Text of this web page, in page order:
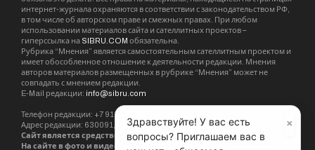
интернет-журнала охраняются в соответствии с законодательством РФ,
в том числе об авторском праве и смежных правах. При любом
использовании материалов сайта и сателлитных проектов –
гиперссылка на SIBRU.COM обязательна.
Рубрика “Мнения” является самостоятельным сателлитным проектом и
имеет обособленное отношение к деятельности редакции. Мнения
авторов материалов размещенных в рубрике “Мнения” может не
совпадать с мнением редакции.
E-Mail редакции: info@sibru.com
Телефон редакции: +7 913 002 24 80
Адрес редакции: 630091, Новосибирск, ул. Державина, дом 4, кв. 3
Сайт является средством массовой информации. 18+.
На сайте в фото и видео могут демонстрироваться табачные
×
Здравствуйте! У вас есть
вопросы? Приглашаем вас в